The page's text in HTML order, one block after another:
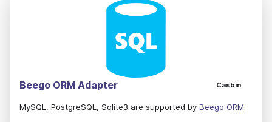
Beego ORM Adapter Casbin
MySQL, PostgreSQL, Sqlite3 are supported by Beego ORM